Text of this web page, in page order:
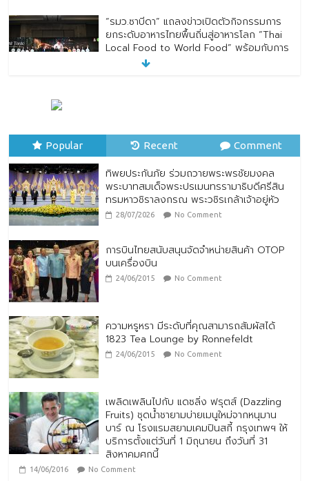
“รมว.ซาบีดา” แถลงข่าวเปิดตัวกิจกรรมการ
ยกระดับอาหารไทยพื้นถิ่นสู่อาหารโลก “Thai
Local Food to World Food” พร้อมกับการ
เปิดตัวตราสัญลักษณ์ “Thailand Best
พระบาทสมเด็จพระปรเมนทรรามาธิบดีศรีสิน
ทรมหาวชิราลงกรณ พระวชิรเกล้าเจ้าอยู่หัว
Popular Recent Comment
ทิพยประกันภัย ร่วมถวายพระพรชัยมงคล
พระบาทสมเด็จพระปรเมนทรรามาธิบดีศรีสิน
ทรมหาวชิราลงกรณ พระวชิรเกล้าเจ้าอยู่หัว
28/07/2026 No Comment
การบินไทยสนับสนุนจัดจำหน่ายสินค้า OTOP
บนเครื่องบิน
24/06/2015 No Comment
ความหรูหรา มีระดับที่คุณสามารถสัมผัสได้
1823 Tea Lounge by Ronnefeldt
24/06/2015 No Comment
เพลิดเพลินไปกับ แดซลิ่ง ฟรุตส์ (Dazzling
Fruits) ชุดน้ำชายามบ่ายเมนูใหม่จากหนุมาน
บาร์ ณ โรงแรมสยามเคมปินสกี้ กรุงเทพฯ ให้
บริการตั้งแต่วันที่ 1 มิถุนายน ถึงวันที่ 31
สิงหาคมศกนี้
14/06/2016 No Comment